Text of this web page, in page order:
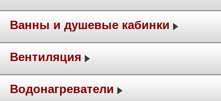
Ванны и душевые кабинки
Вентиляция
Водонагреватели